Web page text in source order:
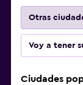
Otras
Voy a tener
Ciudades